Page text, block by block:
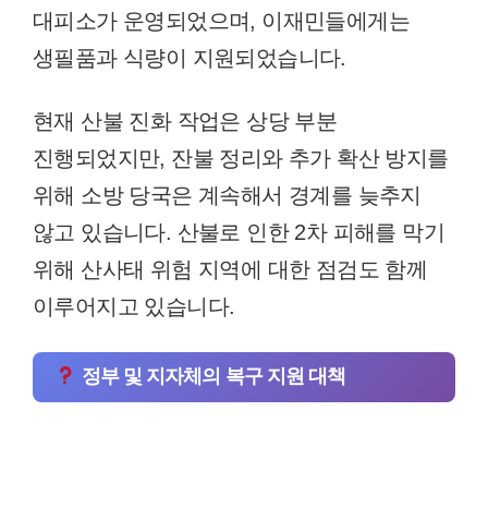
대피소가 운영되었으며, 이재민들에게는
생필품과 식량이 지원되었습니다.
현재 산불 진화 작업은 상당 부분
진행되었지만, 잔불 정리와 추가 확산 방지를
위해 소방 당국은 계속해서 경계를 늦추지
않고 있습니다. 산불로 인한 2차 피해를 막기
위해 산사태 위험 지역에 대한 점검도 함께
이루어지고 있습니다.
정부 및 지자체의 복구 지원 대책